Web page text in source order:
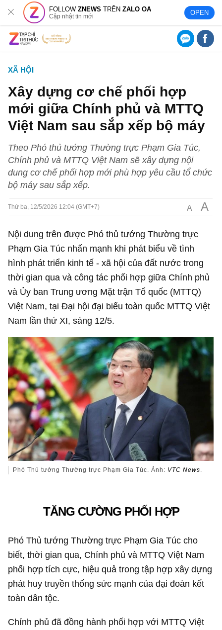
FOLLOWZNEWS TRÊNZALO OA
Cập nhật tin mới OPEN
XÃ HỘI
Xây dựng cơ chế phối hợp
mới giữa Chính phủ và MTTQ
Việt Nam sau sắp xếp bộ máy
Theo Phó thủ tướng Thường trực Phạm Gia Túc,
Chính phủ và MTTQ Việt Nam sẽ xây dựng nội
dung cơ chế phối hợp mới phù hợp yêu cầu tổ chức
bộ máy sau sắp xếp.
Thứ ba, 12/5/2026 12:04 (GMT+7) A A
Nội dung trên được Phó thủ tướng Thường trực
Phạm Gia Túc nhấn mạnh khi phát biểu về tình
hình phát triển kinh tế - xã hội của đất nước trong
thời gian qua và công tác phối hợp giữa Chính phủ
và Ủy ban Trung ương Mặt trận Tổ quốc (MTTQ)
Việt Nam, tại Đại hội đại biểu toàn quốc MTTQ Việt
Nam lần thứ XI, sáng 12/5.
Phó Thủ tướng Thường trực Phạm Gia Túc. Ảnh: VTC News
TĂNG CƯỜNG PHỐI HỢP
Phó Thủ tướng Thường trực Phạm Gia Túc cho
biết, thời gian qua, Chính phủ và MTTQ Việt Nam
phối hợp tích cực, hiệu quả trong tập hợp xây dựng
phát huy truyền thống sức mạnh của đại đoàn kết
toàn dân tộc.
Chính phủ đã đồng hành phối hợp với MTTQ Việt